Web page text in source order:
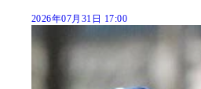
2026年07月31日 17:00